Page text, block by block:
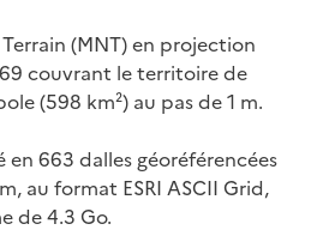
(MNT) en projection
couvrant le territoire de
(598 km²) au pas de 1 m.
663 dalles géoréférencées
au format ESRI ASCII Grid,
de 4.3 Go.